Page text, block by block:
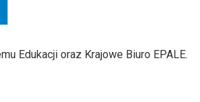
Edukacji oraz Krajowe Biuro EPALE.